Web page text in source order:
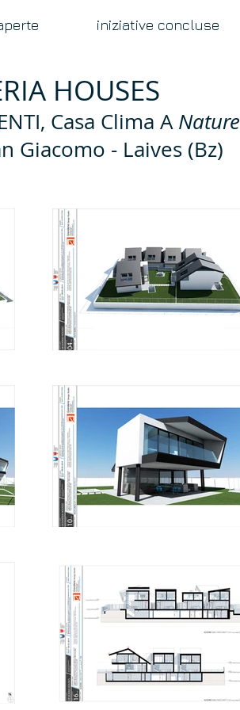
iniziative concluse
Casa Clima A Nature
Giacomo - Laives (Bz)
HOUSES